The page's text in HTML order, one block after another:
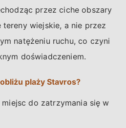
przez ciche obszary
wiejskie, a nie przez
natężeniu ruchu, co czyni
doświadczeniem.
plaży Stavros?
do zatrzymania się w